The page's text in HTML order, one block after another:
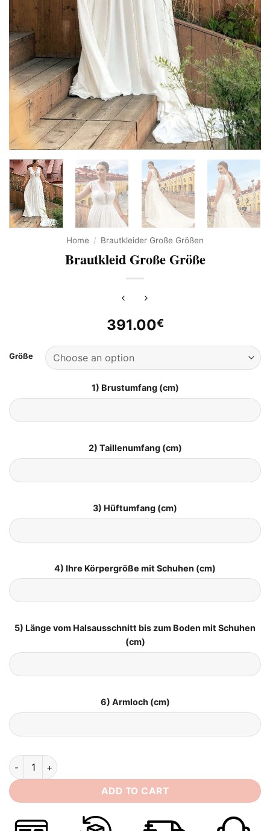
Home / Brautkleider Große Größen
Brautkleid Große Größe
391.00€
Größe
1) Brustumfang (cm)
2) Taillenumfang (cm)
3) Hüftumfang (cm)
4) Ihre Körpergröße mit Schuhen (cm)
5) Länge vom Halsausschnitt bis zum Boden mit Schuhen
(cm)
6) Armloch (cm)
Brautkleid Große Größe quantity
ADD TO CART